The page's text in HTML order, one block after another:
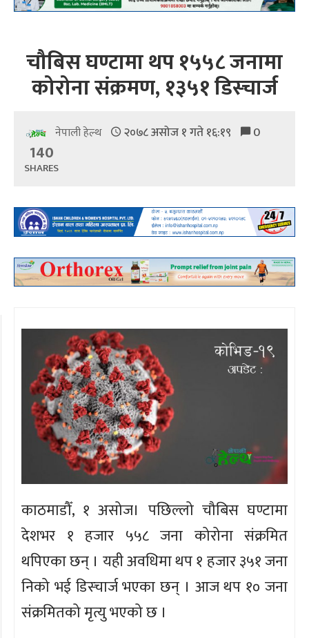
चौबिस घण्टामा थप १५५८ जनामा
कोरोना संक्रमण, १३५१ डिस्चार्ज
नेपाली हेल्थ २०७८ असोज १ गते १६:१९ 0
140
SHARES
काठमाडौँ, १ असोज। पछिल्लो चौबिस घण्टामा
देशभर १ हजार ५५८ जना कोरोना संक्रमित
थपिएका छन् । यही अवधिमा थप १ हजार ३५१ जना
निको भई डिस्चार्ज भएका छन् । आज थप १० जना
संक्रमितको मृत्यु भएको छ ।